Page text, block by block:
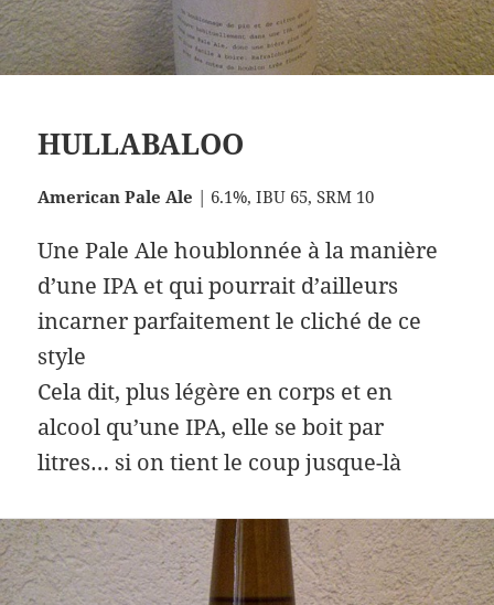
HULLABALOO
American Pale Ale | 6.1%, IBU 65, SRM 10
Une Pale Ale houblonnée à la manière
d’une IPA et qui pourrait d’ailleurs
incarner parfaitement le cliché de ce
style
Cela dit, plus légère en corps et en
alcool qu’une IPA, elle se boit par
litres… si on tient le coup jusque-là